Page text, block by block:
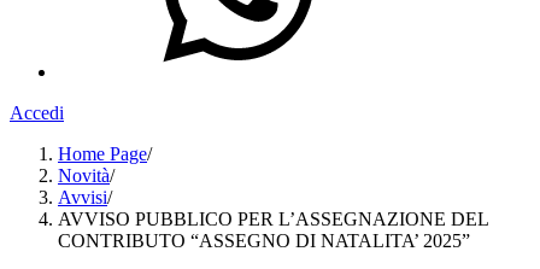
Accedi
Home Page/
Novità/
Avvisi/
AVVISO PUBBLICO PER L’ASSEGNAZIONE DEL
CONTRIBUTO “ASSEGNO DI NATALITA’ 2025”